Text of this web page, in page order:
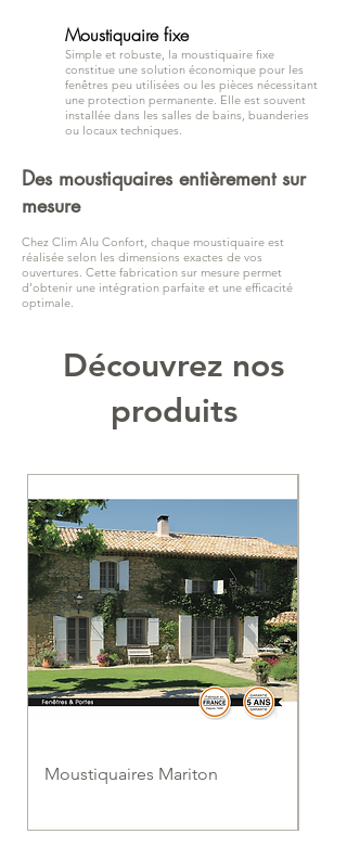
Moustiquaire fixe
Simple et robuste, la moustiquaire fixe
constitue une solution économique pour les
fenêtres peu utilisées ou les pièces nécessitant
une protection permanente. Elle est souvent
installée dans les salles de bains, buanderies
ou locaux techniques.
Des moustiquaires entièrement sur
mesure
Chez Clim Alu Confort, chaque moustiquaire est
réalisée selon les dimensions exactes de vos
ouvertures. Cette fabrication sur mesure permet
d’obtenir une intégration parfaite et une efficacité
optimale.
Découvrez nos
produits
Moustiquaires Mariton